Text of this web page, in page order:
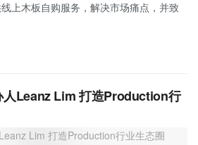
上木板自购服务，解决市场痛点，并致
Leanz Lim 打造Production行